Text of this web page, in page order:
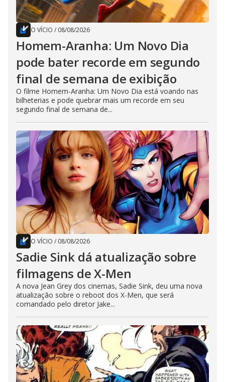
O VÍCIO / 08/08/2026
Homem-Aranha: Um Novo Dia
pode bater recorde em segundo
final de semana de exibição
O filme Homem-Aranha: Um Novo Dia está voando nas
bilheterias e pode quebrar mais um recorde em seu
segundo final de semana de...
O VÍCIO / 08/08/2026
Sadie Sink dá atualização sobre
filmagens de X-Men
A nova Jean Grey dos cinemas, Sadie Sink, deu uma nova
atualização sobre o reboot dos X-Men, que será
comandado pelo diretor Jake...